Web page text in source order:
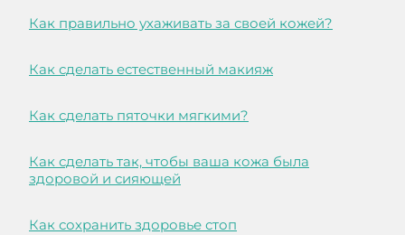
Как правильно ухаживать за своей кожей?
Как сделать естественный макияж
Как сделать пяточки мягкими?
Как сделать так, чтобы ваша кожа была
здоровой и сияющей
Как сохранить здоровье стоп